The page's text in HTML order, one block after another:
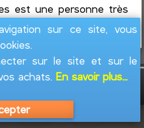
est une personne très
sur ce site, vous
sur le site et sur le
achats.En savoir plus...
2008 - 2026Jacques